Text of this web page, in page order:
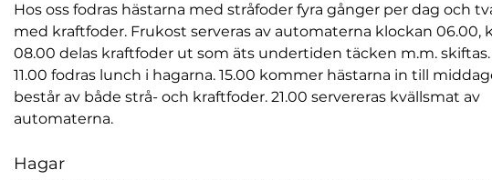
Hos oss fodras hästarna med stråfoder fyra gånger per dag och
med kraftfoder. Frukost serveras av automaterna klockan 06.00,
08.00 delas kraftfoder ut som äts undertiden täcken m.m.
11.00 fodras lunch i hagarna. 15.00 kommer hästarna in till
består av både strå- och kraftfoder. 21.00 servereras kvällsmat av
automaterna.
Hagar